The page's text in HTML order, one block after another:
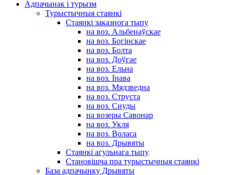
Адпачынак і турызм
Турыстычныя стаянкі
Стаянкі заказнога тыпу
на воз. Альбенаўскае
на воз. Богінскае
на воз. Болта
на воз. Доўгае
на воз. Ельна
на воз. Інава
на воз. Мядзведна
на воз. Струста
на воз. Снуды
на возеры Савонар
на воз. Укля
на воз. Воласа
на воз. Дрывяты
Стаянкі агульнага тыпу
Становішча пра турыстычныя стаянкі
База адпачынку Дрывяты